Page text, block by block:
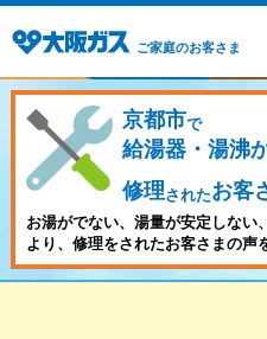
ご家庭のお客さま
京都市で
給湯器・湯沸
修理されたお客
お湯がでない、湯量が安定しない
より、修理をされたお客さまの声